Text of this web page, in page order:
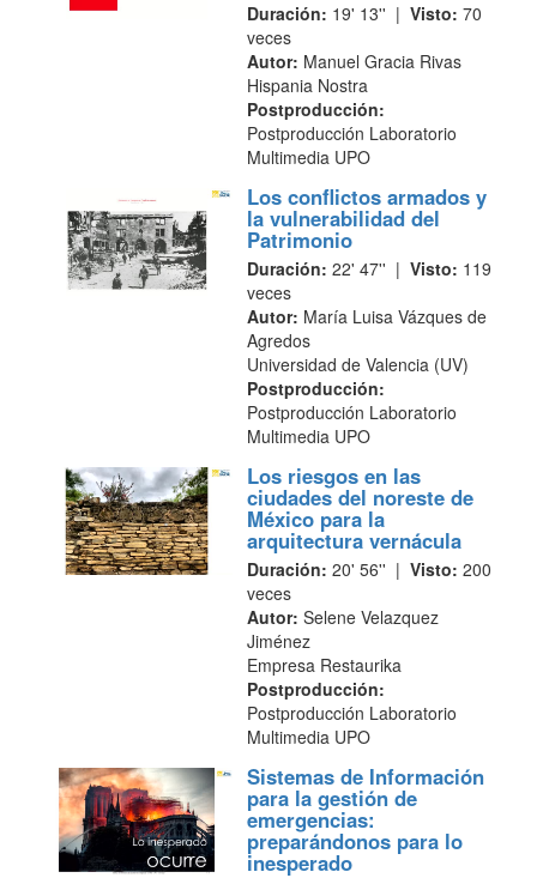
Duración: 19' 13'' | Visto: 70
veces
Autor: Manuel Gracia Rivas
Hispania Nostra
Postproducción:
Postproducción Laboratorio
Multimedia UPO
Los conflictos armados y
la vulnerabilidad del
Patrimonio
Duración: 22' 47'' | Visto: 119
veces
Autor: María Luisa Vázques de
Agredos
Universidad de Valencia (UV)
Postproducción:
Postproducción Laboratorio
Multimedia UPO
Los riesgos en las
ciudades del noreste de
México para la
arquitectura vernácula
Duración: 20' 56'' | Visto: 200
veces
Autor: Selene Velazquez
Jiménez
Empresa Restaurika
Postproducción:
Postproducción Laboratorio
Multimedia UPO
Sistemas de Información
para la gestión de
emergencias:
preparándonos para lo
inesperado